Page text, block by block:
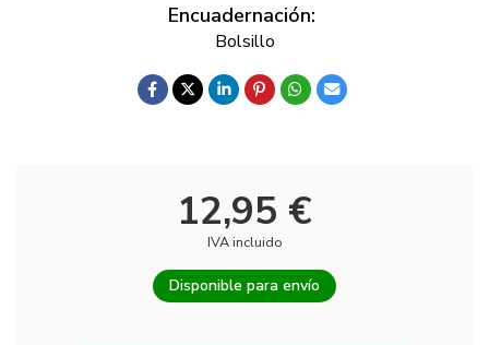
Encuadernación:
Bolsillo
12,95 €
IVA incluido
Disponible para envío